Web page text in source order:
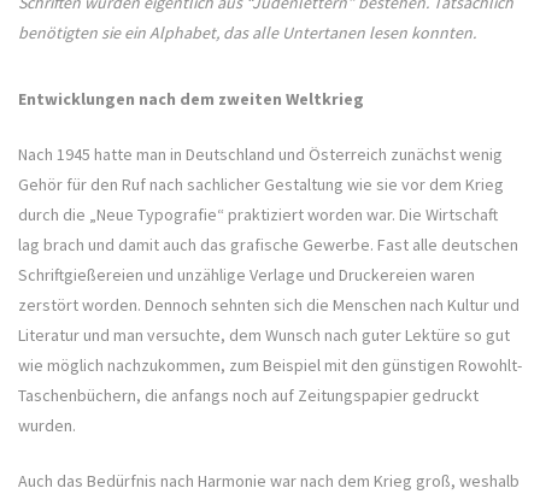
benötigten sie ein Alphabet, das alle Untertanen lesen konnten.
Entwicklungen nach dem zweiten Weltkrieg
Nach 1945 hatte man in Deutschland und Österreich zunächst wenig
Gehör für den Ruf nach sachlicher Gestaltung wie sie vor dem Krieg
durch die „Neue Typografie“ praktiziert worden war. Die Wirtschaft
lag brach und damit auch das grafische Gewerbe. Fast alle deutschen
Schriftgießereien und unzählige Verlage und Druckereien waren
zerstört worden. Dennoch sehnten sich die Menschen nach Kultur und
Literatur und man versuchte, dem Wunsch nach guter Lektüre so gut
wie möglich nachzukommen, zum Beispiel mit den günstigen Rowohlt-
Taschenbüchern, die anfangs noch auf Zeitungspapier gedruckt
wurden.
Auch das Bedürfnis nach Harmonie war nach dem Krieg groß, weshalb